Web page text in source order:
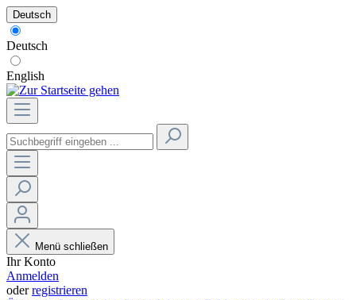
Deutsch
Deutsch
English
Menü schließen
Ihr Konto
Anmelden
oderregistrieren